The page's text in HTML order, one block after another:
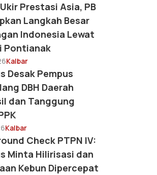
Prestasi Asia, PB
Langkah Besar
Indonesia Lewat
Pontianak
Kalbar
Desak Pempus
DBH Daerah
dan Tanggung
Kalbar
Check PTPN IV:
Minta Hilirisasi dan
Kebun Dipercepat